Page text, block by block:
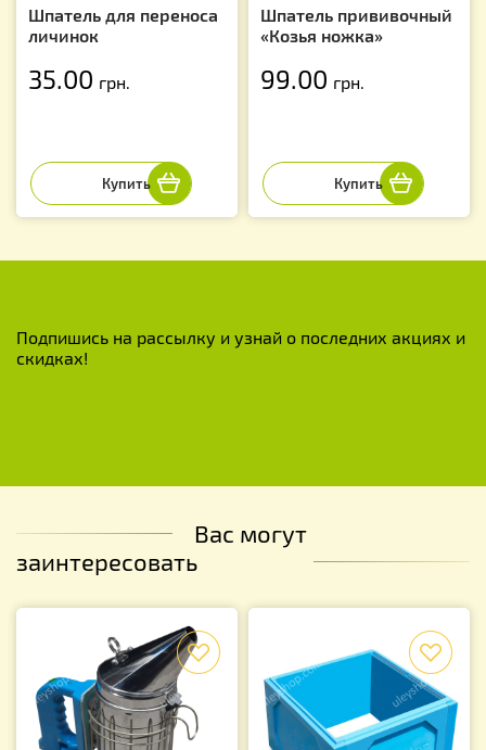
Шпатель для переноса
личинок
35.00 грн.
Шпатель прививочный
«Козья ножка»
99.00 грн.
Подпишись на рассылку и узнай о последних акциях и
скидках!
Вас могут
заинтересовать